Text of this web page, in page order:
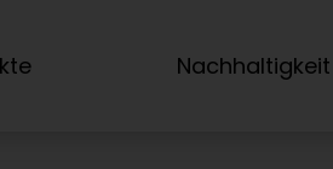
Nachhaltigkeit